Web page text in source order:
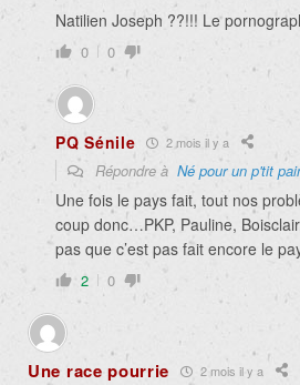
Natilien Joseph ??!!! Le
0 0
PQ Sénile 2 mois il y a
Répondre à Né pour un p'tit
Une fois le pays fait, tout nos
coup donc…PKP, Pauline,
pas que c’est pas fait encore le
2 0
Une race pourrie 2 mois il y a